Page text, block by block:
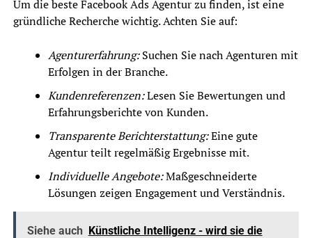
Um die beste Facebook Ads Agentur zu finden, ist eine
gründliche Recherche wichtig. Achten Sie auf:
Agenturerfahrung:Suchen Sie nach Agenturen mit
Erfolgen in der Branche.
Kundenreferenzen:Lesen Sie Bewertungen und
Erfahrungsberichte von Kunden.
Transparente Berichterstattung:Eine gute
Agentur teilt regelmäßig Ergebnisse mit.
Individuelle Angebote:Maßgeschneiderte
Lösungen zeigen Engagement und Verständnis.
Siehe auch Künstliche Intelligenz - wird sie die